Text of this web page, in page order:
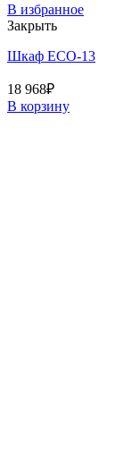
В избранное
Закрыть
Шкаф ECO-13
18 968₽
В корзину